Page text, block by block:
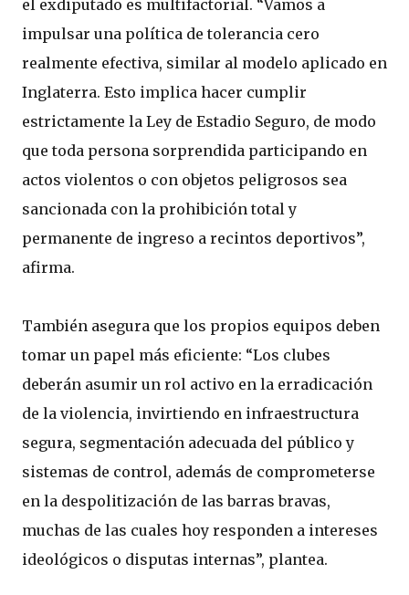
el exdiputado es multifactorial. “Vamos a
impulsar una política de tolerancia cero
realmente efectiva, similar al modelo aplicado en
Inglaterra. Esto implica hacer cumplir
estrictamente la Ley de Estadio Seguro, de modo
que toda persona sorprendida participando en
actos violentos o con objetos peligrosos sea
sancionada con la prohibición total y
permanente de ingreso a recintos deportivos”,
afirma.
También asegura que los propios equipos deben
tomar un papel más eficiente: “Los clubes
deberán asumir un rol activo en la erradicación
de la violencia, invirtiendo en infraestructura
segura, segmentación adecuada del público y
sistemas de control, además de comprometerse
en la despolitización de las barras bravas,
muchas de las cuales hoy responden a intereses
ideológicos o disputas internas”, plantea.